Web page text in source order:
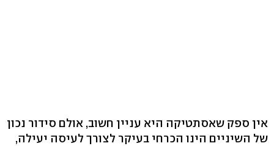
אין ספק שאסתטיקה היא עניין חשוב, אולם סידור נכון
של השיניים הינו הכרחי בעיקר לצורך לעיסה יעילה,